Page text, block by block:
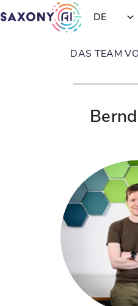
DE
DAS TEAM